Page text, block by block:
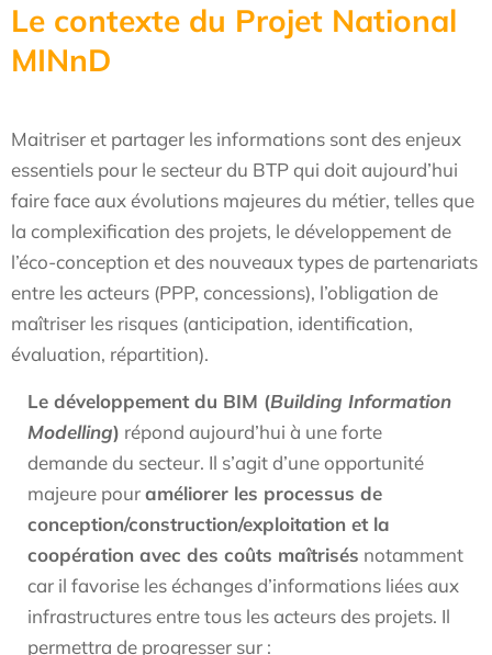
Le contexte du Projet National
MINnD
Maitriser et partager les informations sont des enjeux
essentiels pour le secteur du BTP qui doit aujourd’hui
faire face aux évolutions majeures du métier, telles que
la complexification des projets, le développement de
l’éco-conception et des nouveaux types de partenariats
entre les acteurs (PPP, concessions), l’obligation de
maîtriser les risques (anticipation, identification,
évaluation, répartition).
Le développement du BIM (Building Information
Modelling) répond aujourd’hui à une forte
demande du secteur. Il s’agit d’une opportunité
majeure pouraméliorer les processus de
conception/construction/exploitation et la
coopération avec des coûts maîtrisés notamment
car il favorise les échanges d’informations liées aux
infrastructures entre tous les acteurs des projets. Il
permettra de progresser sur :